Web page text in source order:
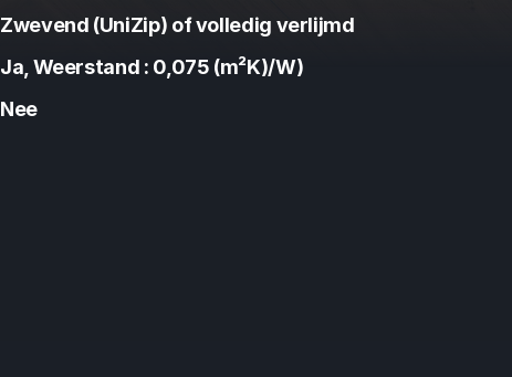
Zwevend (UniZip) of volledig verlijmd
Ja, Weerstand : 0,075 (m²K)/W)
Nee